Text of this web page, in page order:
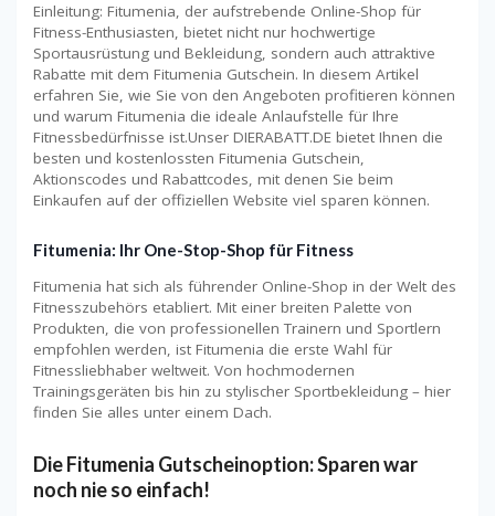
Einleitung: Fitumenia, der aufstrebende Online-Shop für
Fitness-Enthusiasten, bietet nicht nur hochwertige
Sportausrüstung und Bekleidung, sondern auch attraktive
Rabatte mit dem Fitumenia Gutschein. In diesem Artikel
erfahren Sie, wie Sie von den Angeboten profitieren können
und warum Fitumenia die ideale Anlaufstelle für Ihre
Fitnessbedürfnisse ist.Unser DIERABATT.DE bietet Ihnen die
besten und kostenlossten Fitumenia Gutschein,
Aktionscodes und Rabattcodes, mit denen Sie beim
Einkaufen auf der offiziellen Website viel sparen können.
Fitumenia: Ihr One-Stop-Shop für Fitness
Fitumenia hat sich als führender Online-Shop in der Welt des
Fitnesszubehörs etabliert. Mit einer breiten Palette von
Produkten, die von professionellen Trainern und Sportlern
empfohlen werden, ist Fitumenia die erste Wahl für
Fitnessliebhaber weltweit. Von hochmodernen
Trainingsgeräten bis hin zu stylischer Sportbekleidung – hier
finden Sie alles unter einem Dach.
Die Fitumenia Gutscheinoption: Sparen war
noch nie so einfach!